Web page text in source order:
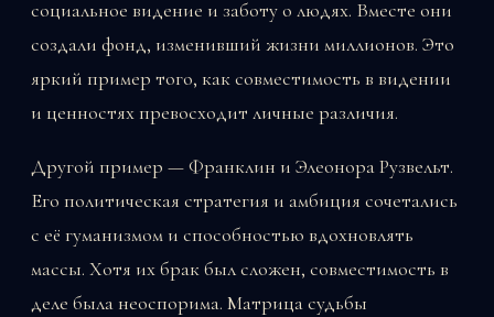
социальное видение и заботу о людях. Вместе они
создали фонд, изменивший жизни миллионов. Это
яркий пример того, как совместимость в видении
и ценностях превосходит личные различия.
Другой пример — Франклин и Элеонора Рузвельт.
Его политическая стратегия и амбиция сочетались
с её гуманизмом и способностью вдохновлять
массы. Хотя их брак был сложен, совместимость в
деле была неоспорима. Матрица судьбы